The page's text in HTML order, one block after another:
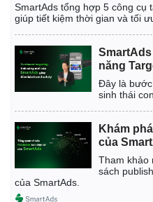
SmartAds tổng hợp 5 công cụ
giúp tiết kiệm thời gian và tối
năng
Đây là
sinh thái
Khám
của
Tham khảo
sách
của SmartAds.